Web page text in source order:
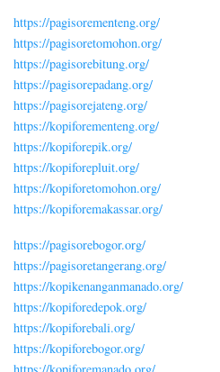
https://pagisorementeng.org/
https://pagisoretomohon.org/
https://pagisorebitung.org/
https://pagisorepadang.org/
https://pagisorejateng.org/
https://kopiforementeng.org/
https://kopiforepik.org/
https://kopiforepluit.org/
https://kopiforetomohon.org/
https://kopiforemakassar.org/
https://pagisorebogor.org/
https://pagisoretangerang.org/
https://kopikenanganmanado.org/
https://kopiforedepok.org/
https://kopiforebali.org/
https://kopiforebogor.org/
https://kopiforemanado.org/